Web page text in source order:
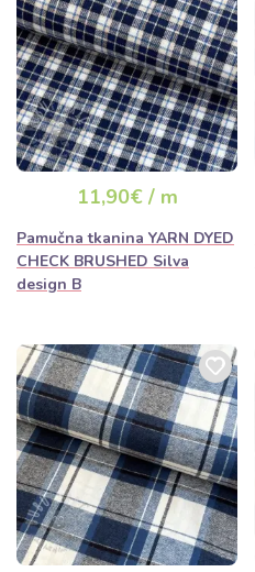
11,90€ / m
Pamučna tkanina YARN DYED
CHECK BRUSHED Silva
design B